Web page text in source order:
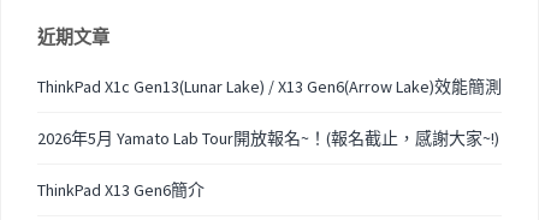
近期文章
ThinkPad X1c Gen13(Lunar Lake) / X13 Gen6(Arrow Lake)效能簡測
2026年5月 Yamato Lab Tour開放報名~！(報名截止，感謝大家~!)
ThinkPad X13 Gen6簡介